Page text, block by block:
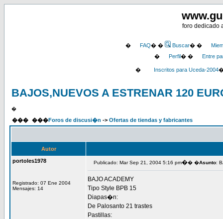
foro dedicado
� FAQ� � Buscar� �
�
Perfil� � Entre
� Inscritos para Uceda-2004
BAJOS,NUEVOS A ESTRENAR 120
�
��� ���Foros de discusi�n -> Ofertas de tiendas y fabricantes
Autor
portoles1978
Registrado: 07 Ene 2004
Mensajes: 14
Publicado: Mar Sep 21, 2004 5:16 pm�� �Asunto:
BAJO ACADEMY
Tipo Style BPB 15
Diapas�n:
De Palosanto 21 trastes
Pastillas: